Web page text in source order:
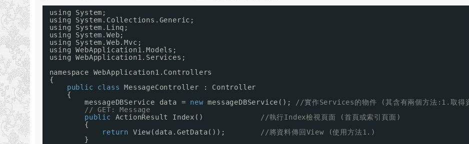
using System;
using System.Collections.Generic;
using System.Linq;
using System.Web;
using System.Web.Mvc;
using WebApplication1.Models;
using WebApplication1.Services;
namespace WebApplication1.Controllers
{
public
class
MessageController : Controller
{
messageDBService data = new messageDBService();
//實作Services的物件 (其含有兩個方法:1.取得
// GET: Message
public
ActionResult Index()
//執行Index檢視頁面 (首頁或索引頁面)
{
return
View(data.GetData());
//將資料傳回View (使用方法1.)
}